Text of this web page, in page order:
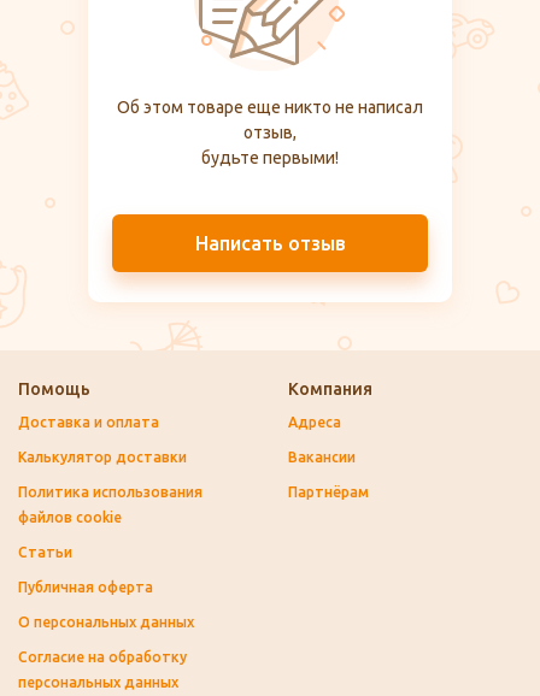
Об этом товаре еще никто не написал
отзыв,
будьте первыми!
Написать отзыв
Помощь
Доставка и оплата
Калькулятор доставки
Политика использования
файлов cookie
Статьи
Публичная оферта
О персональных данных
Согласие на обработку
персональных данных
Компания
Адреса
Вакансии
Партнёрам